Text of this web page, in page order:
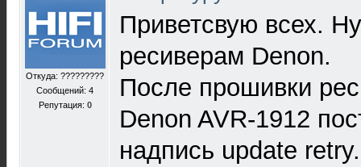
Откуда: ?????????
Сообщений: 4
Репутация: 0
Приветсвую всех.
ресиверам Denon.
После прошивки
Denon AVR-1912
надпись update